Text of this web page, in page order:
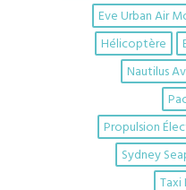
Eve Urban Air
Hélicoptère
Nautilus
Propulsion
Sydney
Taxi